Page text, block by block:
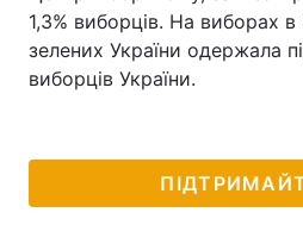
1,3% виборців. На виборах
зелених України одержала
виборців України.